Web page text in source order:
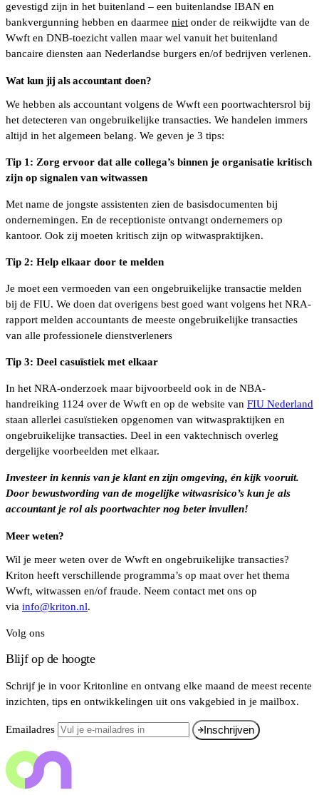
gevestigd zijn in het buitenland – een buitenlandse IBAN en
bankvergunning hebben en daarmee niet onder de reikwijdte van de
Wwft en DNB-toezicht vallen maar wel vanuit het buitenland
bancaire diensten aan Nederlandse burgers en/of bedrijven verlenen.
Wat kun jij als accountant doen?
We hebben als accountant volgens de Wwft een poortwachtersrol bij
het detecteren van ongebruikelijke transacties. We handelen immers
altijd in het algemeen belang. We geven je 3 tips:
Tip 1: Zorg ervoor dat alle collega’s binnen je organisatie kritisch
zijn op signalen van witwassen
Met name de jongste assistenten zien de basisdocumenten bij
ondernemingen. En de receptioniste ontvangt ondernemers op
kantoor. Ook zij moeten kritisch zijn op witwaspraktijken.
Tip 2: Help elkaar door te melden
Je moet een vermoeden van een ongebruikelijke transactie melden
bij de FIU. We doen dat overigens best goed want volgens het NRA-
rapport melden accountants de meeste ongebruikelijke transacties
van alle professionele dienstverleners
Tip 3: Deel casuïstiek met elkaar
In het NRA-onderzoek maar bijvoorbeeld ook in de NBA-
handreiking 1124 over de Wwft en op de website van FIU Nederland
staan allerlei casuïstieken opgenomen van witwaspraktijken en
ongebruikelijke transacties. Deel in een vaktechnisch overleg
dergelijke voorbeelden met elkaar.
Investeer in kennis van je klant en zijn omgeving, én kijk vooruit.
Door bewustwording van de mogelijke witwasrisico’s kun je als
accountant je rol als poortwachter nog beter invullen!
Meer weten?
Wil je meer weten over de Wwft en ongebruikelijke transacties?
Kriton heeft verschillende programma’s op maat over het thema
Wwft, witwassen en/of fraude. Neem contact met ons op
via info@kriton.nl.
Volg ons
Blijf op de hoogte
Schrijf je in voor Kritonline en ontvang elke maand de meest recente
inzichten, tips en ontwikkelingen uit ons vakgebied in je mailbox.
Emailadres Inschrijven